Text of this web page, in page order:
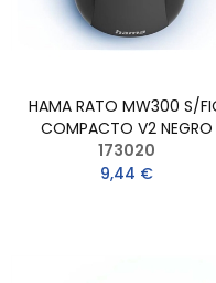
HAMA RATO MW300 S/
COMPACTO V2 NEGRO
173020
9,44 €